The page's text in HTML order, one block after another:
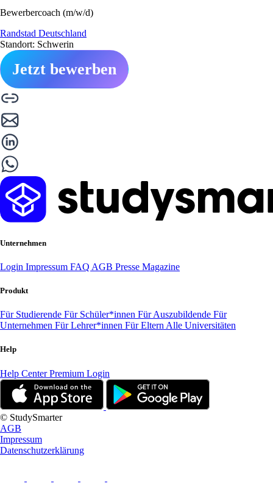
Bewerbercoach (m/w/d)
Randstad Deutschland
Standort: Schwerin
Jetzt bewerben
Unternehmen
Login Impressum FAQ AGB Presse Magazine
Produkt
Für Studierende Für Schüler*innen Für Auszubildende Für
Unternehmen Für Lehrer*innen Für Eltern Alle Universitäten
Help
Help CenterPremium Login
© StudySmarter
AGB
Impressum
Datenschutzerklärung